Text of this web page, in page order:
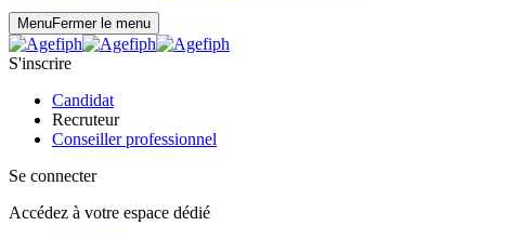
MenuFermer le menu
S'inscrire
Candidat
Recruteur
Conseiller professionnel
Se connecter
Accédez à votre espace dédié